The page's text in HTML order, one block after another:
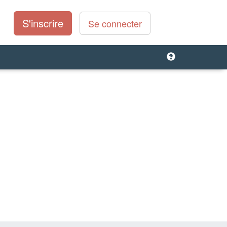
S'inscrire Se connecter